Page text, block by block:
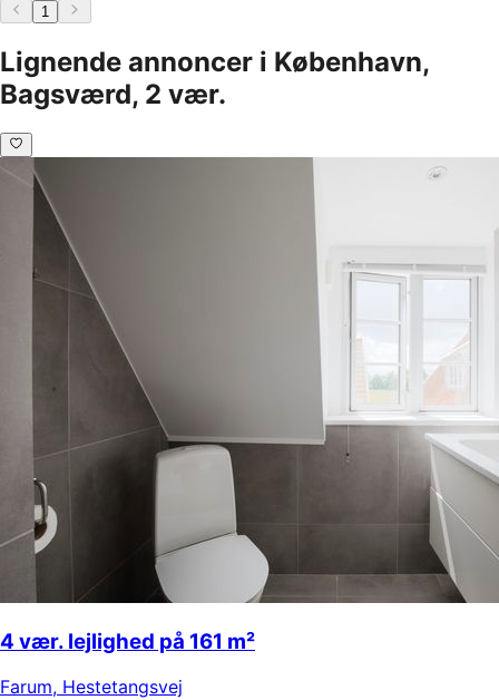
1
Lignende annoncer i København,
Bagsværd, 2 vær.
4 vær. lejlighed på 161 m²
Farum, Hestetangsvej